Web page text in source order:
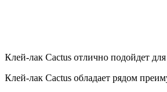
Клей-лак Cactus отлично подойдет
Клей-лак Cactus обладает рядом